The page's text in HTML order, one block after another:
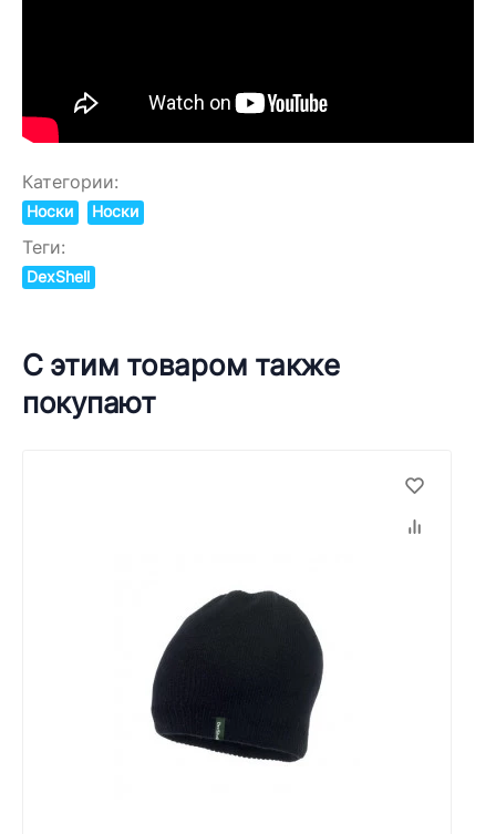
Категории:
Носки Носки
Теги:
DexShell
С этим товаром также
покупают